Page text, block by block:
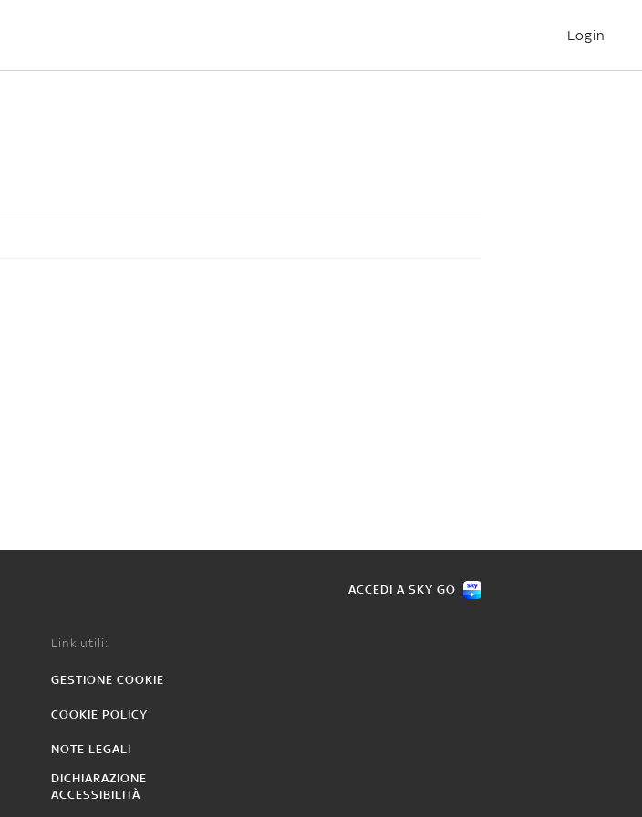
Login
ACCEDI A SKY GO
Link utili:
GESTIONE COOKIE
COOKIE POLICY
NOTE LEGALI
DICHIARAZIONE
ACCESSIBILITÀ